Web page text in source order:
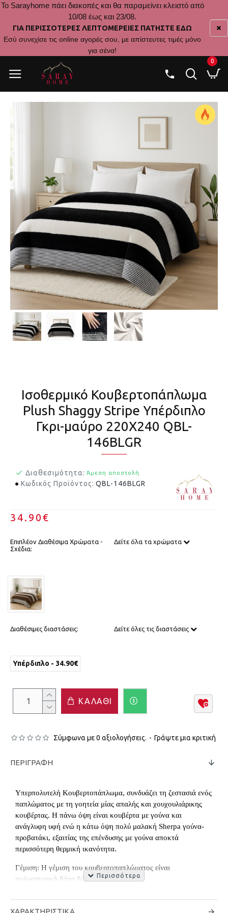
Το Sarayhome πάει διακοπές και θα παραμείνει κλειστό από
10/08 έως και 23/08.
ΓΙΑ ΠΕΡΙΣΣΟΤΕΡΕΣ ΛΕΠΤΟΜΕΡΕΙΕΣ ΠΑΤΗΣΤΕ ΕΔΩ
Εσύ συνεχίσε τις online αγορές σου, με απίστευτες τιμές μόνο
για σένα!
0
Ισοθερμικό Κουβερτοπάπλωμα
Plush Shaggy Stripe Υπέρδιπλο
Γκρι-μαύρο 220X240 QBL-
146BLGR
Σύμφωνα με 0 αξιολογήσεις. - Γράψτε μια κριτική
34.90€
Διαθεσιμότητα: Άμεση αποστολή
Κωδικός Προϊόντος: QBL-146BLGR
Επιπλέον Διαθέσιμα Χρώματα -
Σχέδια:
Δείτε όλα τα χρώματα
Διαθέσιμες διαστάσεις: Δείτε όλες τις διαστάσεις
Υπέρδιπλο - 34.90€
ΚΑΛΆΘΙ
ΠΕΡΙΓΡΑΦΉ
Υπερπολυτελή Κουβερτοπάπλωμα, συνδυάζει τη ζεστασιά ενός
παπλώματος με τη γοητεία μίας απαλής και χουχουλιάρικης
κουβέρτας. Η πάνω όψη είναι κουβέρτα με γούνα και
ανάγλυφη υφή ενώ η κάτω όψη πολύ μαλακή Sherpa γούνα-
προβατάκι, εξαιτίας της επένδυσης με γούνα αποκτά
περισσότερη θερμική ικανότητα.
Γέμιση: Η γέμιση του κουβερτοπαπλώματος είναι
πολυεστερική βάτα βάρους 300gsm.
Ποιότητα:100% Polyester